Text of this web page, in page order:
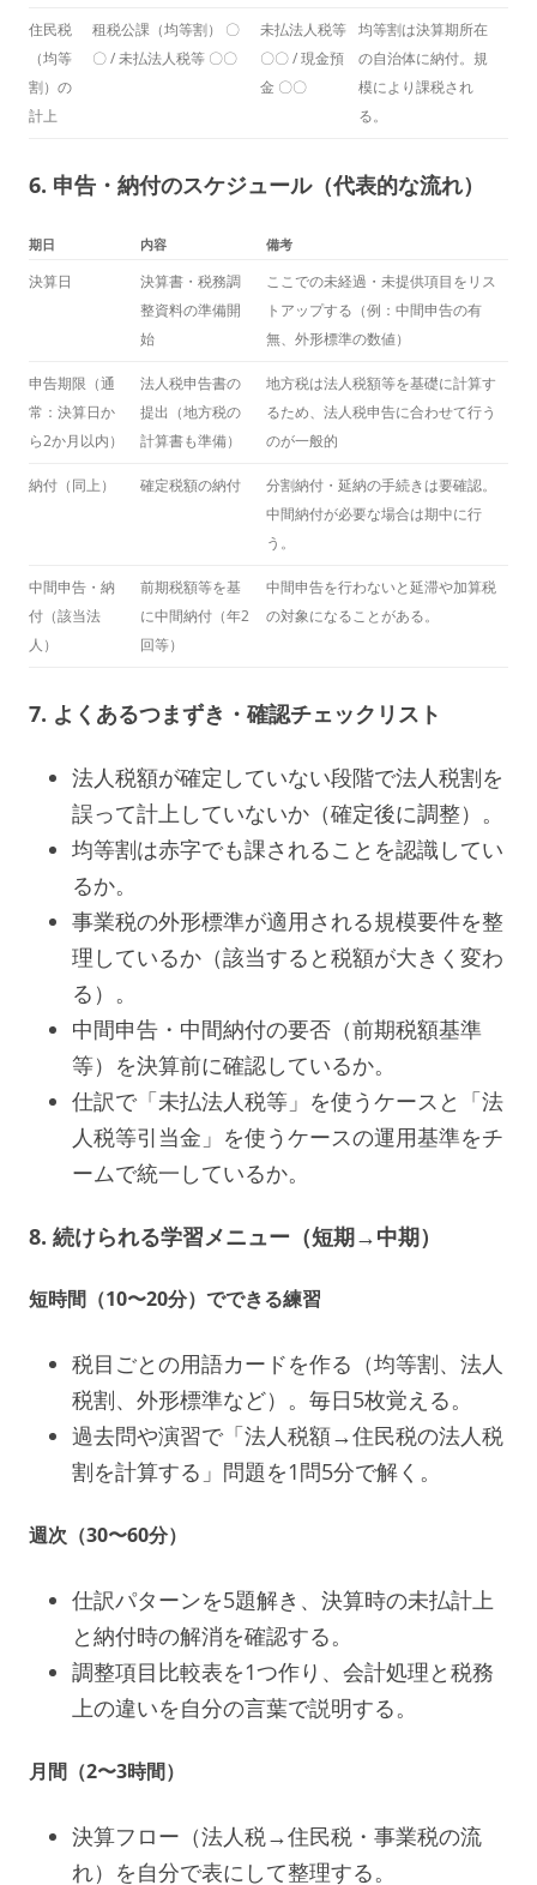
住民税
（均等
割）の
計上
租税公課（均等割） 〇
〇 / 未払法人税等 〇〇
未払法人税等
〇〇 / 現金預
金 〇〇
均等割は決算期所在
の自治体に納付。規
模により課税され
る。
6. 申告・納付のスケジュール（代表的な流れ）
期日 内容 備考
決算日
決算書・税務調
整資料の準備開
始
ここでの未経過・未提供項目をリス
トアップする（例：中間申告の有
無、外形標準の数値）
申告期限（通
常：決算日か
ら2か月以内）
法人税申告書の
提出（地方税の
計算書も準備）
地方税は法人税額等を基礎に計算す
るため、法人税申告に合わせて行う
のが一般的
納付（同上） 確定税額の納付
分割納付・延納の手続きは要確認。
中間納付が必要な場合は期中に行
う。
中間申告・納
付（該当法
人）
前期税額等を基
に中間納付（年2
回等）
中間申告を行わないと延滞や加算税
の対象になることがある。
7. よくあるつまずき・確認チェックリスト
法人税額が確定していない段階で法人税割を
誤って計上していないか（確定後に調整）。
均等割は赤字でも課されることを認識してい
るか。
事業税の外形標準が適用される規模要件を整
理しているか（該当すると税額が大きく変わ
る）。
中間申告・中間納付の要否（前期税額基準
等）を決算前に確認しているか。
仕訳で「未払法人税等」を使うケースと「法
人税等引当金」を使うケースの運用基準をチ
ームで統一しているか。
8. 続けられる学習メニュー（短期→中期）
短時間（10〜20分）でできる練習
税目ごとの用語カードを作る（均等割、法人
税割、外形標準など）。毎日5枚覚える。
過去問や演習で「法人税額→住民税の法人税
割を計算する」問題を1問5分で解く。
週次（30〜60分）
仕訳パターンを5題解き、決算時の未払計上
と納付時の解消を確認する。
調整項目比較表を1つ作り、会計処理と税務
上の違いを自分の言葉で説明する。
月間（2〜3時間）
決算フロー（法人税→住民税・事業税の流
れ）を自分で表にして整理する。